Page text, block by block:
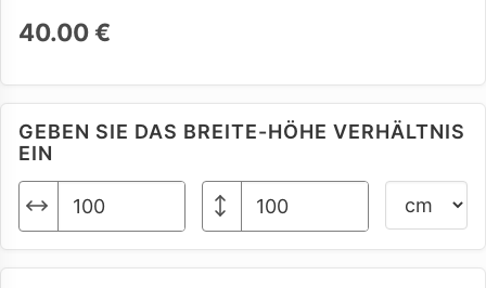
40.00 €
GEBEN SIE DAS BREITE-HÖHE VERHÄLTNIS
EIN